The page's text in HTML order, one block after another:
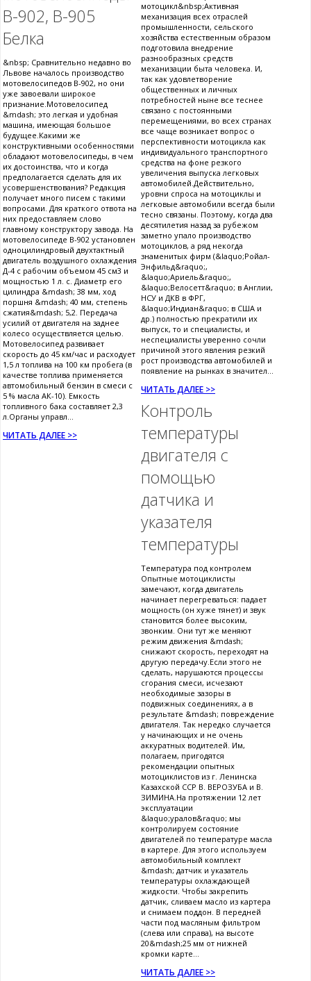
В-902, В-905
Белка
&nbsp; Сравнительно недавно во
Львове началось производство
мотовелосипедов В-902, но они
уже завоевали широкое
признание.Мотовелосипед
&mdash; это легкая и удобная
машина, имеющая большое
будущее.Какими же
конструктивными особенностями
обладают мотовелосипеды, в чем
их достоинства, что и когда
предполагается сделать для их
усовершенствования? Редакция
получает много писем с такими
вопросами. Для краткого отвота на
них предоставляем слово
главному конструктору завода. На
мотовелосипеде В-902 установлен
одноцилиндровый двухтактный
двигатель воздушного охлаждения
Д-4 с рабочим объемом 45 см3 и
мощностью 1 л. с. Диаметр его
цилиндра &mdash; 38 мм, ход
поршня &mdash; 40 мм, степень
сжатия&mdash; 5,2. Передача
усилий от двигателя на заднее
колесо осуществляется целью.
Мотовелосипед развивает
скорость до 45 км/час и расходует
1,5 л топлива на 100 км пробега (в
качестве топлива применяется
автомобильный бензин в смеси с
5 % масла АК-10). Емкость
топливного бака составляет 2,3
л.Органы управл...
ЧИТАТЬ ДАЛЕЕ >>
мотоцикл&nbsp;Активная
механизация всех отраслей
промышленности, сельского
хозяйства естественным образом
подготовила внедрение
разнообразных средств
механизации быта человека. И,
так как удовлетворение
общественных и личных
потребностей ныне все теснее
связано с постоянными
перемещениями, во всех странах
все чаще возникает вопрос о
перспективности мотоцикла как
индивидуального транспортного
средства на фоне резкого
увеличения выпуска легковых
автомобилей.Действительно,
уровни спроса на мотоциклы и
легковые автомобили всегда были
тесно связаны. Поэтому, когда два
десятилетия назад за рубежом
заметно упало производство
мотоциклов, а ряд некогда
знаменитых фирм (&laquo;Ройал-
Энфильд&raquo;,
&laquo;Ариель&raquo;,
&laquo;Велосетт&raquo; в Англии,
НСУ и ДКВ в ФРГ,
&laquo;Индиан&raquo; в США и
др.) полностью прекратили их
выпуск, то и специалисты, и
неспециалисты уверенно сочли
причиной этого явления резкий
рост производства автомобилей и
появление на рынках в значител...
ЧИТАТЬ ДАЛЕЕ >>
Контроль
температуры
двигателя с
помощью
датчика и
указателя
температуры
Температура под контролем
Опытные мотоциклисты
замечают, когда двигатель
начинает перегреваться: падает
мощность (он хуже тянет) и звук
становится более высоким,
звонким. Они тут же меняют
режим движения &mdash;
снижают скорость, переходят на
другую передачу.Если этого не
сделать, нарушаются процессы
сгорания смеси, исчезают
необходимые зазоры в
подвижных соединениях, а в
результате &mdash; повреждение
двигателя. Так нередко случается
у начинающих и не очень
аккуратных водителей. Им,
полагаем, пригодятся
рекомендации опытных
мотоциклистов из г. Ленинска
Казахской ССР В. ВЕРОЗУБА и В.
ЗИМИНА.На протяжении 12 лет
эксплуатации
&laquo;уралов&raquo; мы
контролируем состояние
двигателей по температуре масла
в картере. Для этого используем
автомобильный комплект
&mdash; датчик и указатель
температуры охлаждающей
жидкости. Чтобы закрепить
датчик, сливаем масло из картера
и снимаем поддон. В передней
части под масляным фильтром
(слева или справа), на высоте
20&mdash;25 мм от нижней
кромки карте...
ЧИТАТЬ ДАЛЕЕ >>